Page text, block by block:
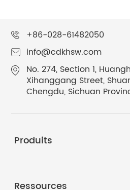
+86-028-61482050
info@cdkhsw.com
No. 274, Section 1,
Xihanggang Street,
Chengdu, Sichuan
Produits
Ressources